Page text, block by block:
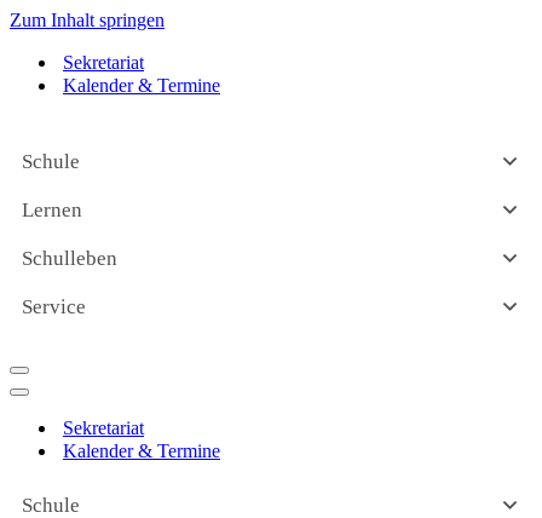
Zum Inhalt springen
Sekretariat
Kalender & Termine
Schule
Lernen
Schulleben
Service
Navigationsmenü
Navigationsmenü
Sekretariat
Kalender & Termine
Schule